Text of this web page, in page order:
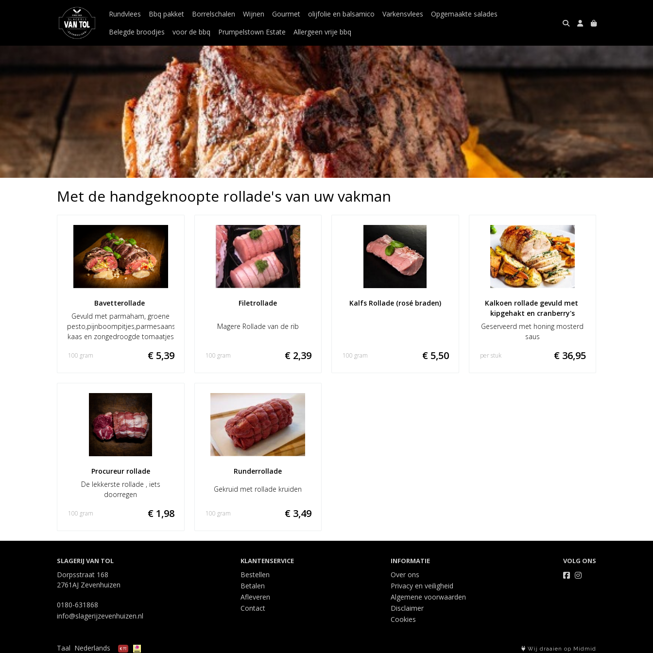
Rundvlees Bbq pakket Borrelschalen Wijnen Gourmet olijfolie en balsamico Varkensvlees
Opgemaakte salades
Belegde broodjes
voor de bbq Prumpelstown Estate Allergeen vrije bbq
Met de handgeknoopte rollade's van uw vakman
Bavetterollade
Gevuld met parmaham, groene
pesto,pijnboompitjes,parmesaanse
kaas en zongedroogde tomaatjes
€ 5,39
100 gram
Filetrollade
Magere Rollade van de rib
€ 2,39
100 gram
Kalfs Rollade (rosé braden)
€ 5,50
100 gram
Kalkoen rollade gevuld met
kipgehakt en cranberry's
Geserveerd met honing mosterd
saus
€ 36,95
per stuk
Procureur rollade
De lekkerste rollade , iets
doorregen
€ 1,98
100 gram
Runderrollade
Gekruid met rollade kruiden
€ 3,49
100 gram
SLAGERIJ VAN TOL
Dorpsstraat 168
2761AJ Zevenhuizen
0180-631868
info@slagerijzevenhuizen.nl
KLANTENSERVICE
Bestellen
Betalen
Afleveren
Contact
INFORMATIE
Over ons
Privacy en veiligheid
Algemene voorwaarden
Disclaimer
Cookies
VOLG ONS
Taal Wij draaien op Midmid